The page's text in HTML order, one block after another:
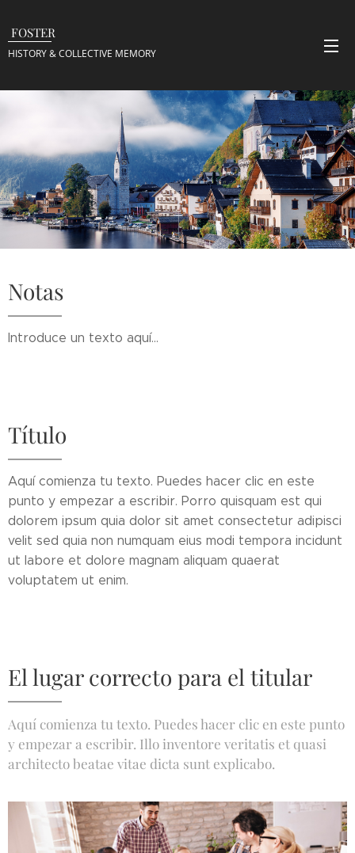
FOSTER
HISTORY & COLLECTIVE MEMORY
Notas
Introduce un texto aquí...
Título
Aquí comienza tu texto. Puedes hacer clic en este
punto y empezar a escribir. Porro quisquam est qui
dolorem ipsum quia dolor sit amet consectetur adipisci
velit sed quia non numquam eius modi tempora incidunt
ut labore et dolore magnam aliquam quaerat
voluptatem ut enim.
El lugar correcto para el titular
Aquí comienza tu texto. Puedes hacer clic en este punto
y empezar a escribir. Illo inventore veritatis et quasi
architecto beatae vitae dicta sunt explicabo.